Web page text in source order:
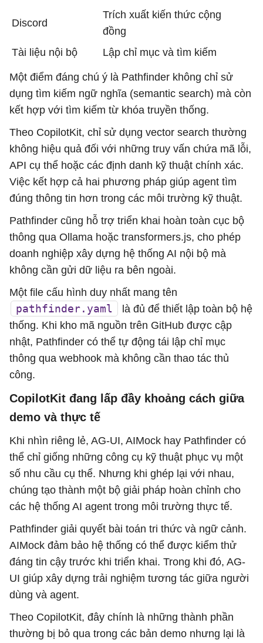
Discord
Trích xuất kiến thức cộng
đồng
Tài liệu nội bộ
Lập chỉ mục và tìm kiếm
Một điểm đáng chú ý là Pathfinder không chỉ sử
dụng tìm kiếm ngữ nghĩa (semantic search) mà còn
kết hợp với tìm kiếm từ khóa truyền thống.
Theo CopilotKit, chỉ sử dụng vector search thường
không hiệu quả đối với những truy vấn chứa mã lỗi,
API cụ thể hoặc các định danh kỹ thuật chính xác.
Việc kết hợp cả hai phương pháp giúp agent tìm
đúng thông tin hơn trong các môi trường kỹ thuật.
Pathfinder cũng hỗ trợ triển khai hoàn toàn cục bộ
thông qua Ollama hoặc transformers.js, cho phép
doanh nghiệp xây dựng hệ thống AI nội bộ mà
không cần gửi dữ liệu ra bên ngoài.
Một file cấu hình duy nhất mang tên
pathfinder.yaml
là đủ để thiết lập toàn bộ hệ
thống. Khi kho mã nguồn trên GitHub được cập
nhật, Pathfinder có thể tự động tái lập chỉ mục
thông qua webhook mà không cần thao tác thủ
công.
CopilotKit đang lấp đầy khoảng cách giữa
demo và thực tế
Khi nhìn riêng lẻ, AG-UI, AIMock hay Pathfinder có
thể chỉ giống những công cụ kỹ thuật phục vụ một
số nhu cầu cụ thể. Nhưng khi ghép lại với nhau,
chúng tạo thành một bộ giải pháp hoàn chỉnh cho
các hệ thống AI agent trong môi trường thực tế.
Pathfinder giải quyết bài toán tri thức và ngữ cảnh.
AIMock đảm bảo hệ thống có thể được kiểm thử
đáng tin cậy trước khi triển khai. Trong khi đó, AG-
UI giúp xây dựng trải nghiệm tương tác giữa người
dùng và agent.
Theo CopilotKit, đây chính là những thành phần
thường bị bỏ qua trong các bản demo nhưng lại là